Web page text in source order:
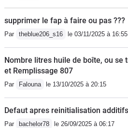
supprimer le fap à faire ou pas ???
Par theblue206_s16 le 03/11/2025 à 16:55
Nombre litres huile de boîte, ou se
et Remplissage 807
Par Falouna le 13/10/2025 à 20:15
Defaut apres reinitialisation additifs
Par bachelor78 le 26/09/2025 à 06:17